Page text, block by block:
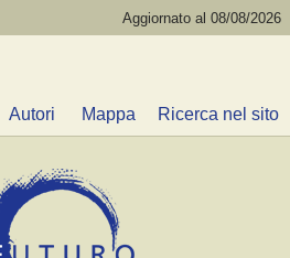
Aggiornato al 08/08/2026
Autori Mappa Ricerca nel sito